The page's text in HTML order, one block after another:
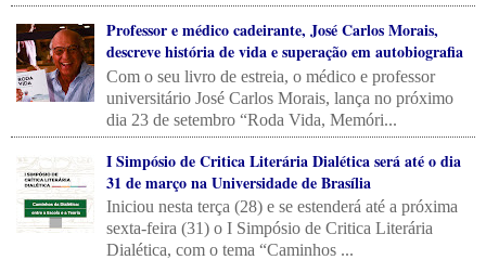
Professor e médico cadeirante, José Carlos Morais,
descreve história de vida e superação em autobiografia
Com o seu livro de estreia, o médico e professor
universitário José Carlos Morais, lança no próximo
dia 23 de setembro “Roda Vida, Memóri...
I Simpósio de Critica Literária Dialética será até o dia
31 de março na Universidade de Brasília
Iniciou nesta terça (28) e se estenderá até a próxima
sexta-feira (31) o I Simpósio de Critica Literária
Dialética, com o tema “Caminhos ...